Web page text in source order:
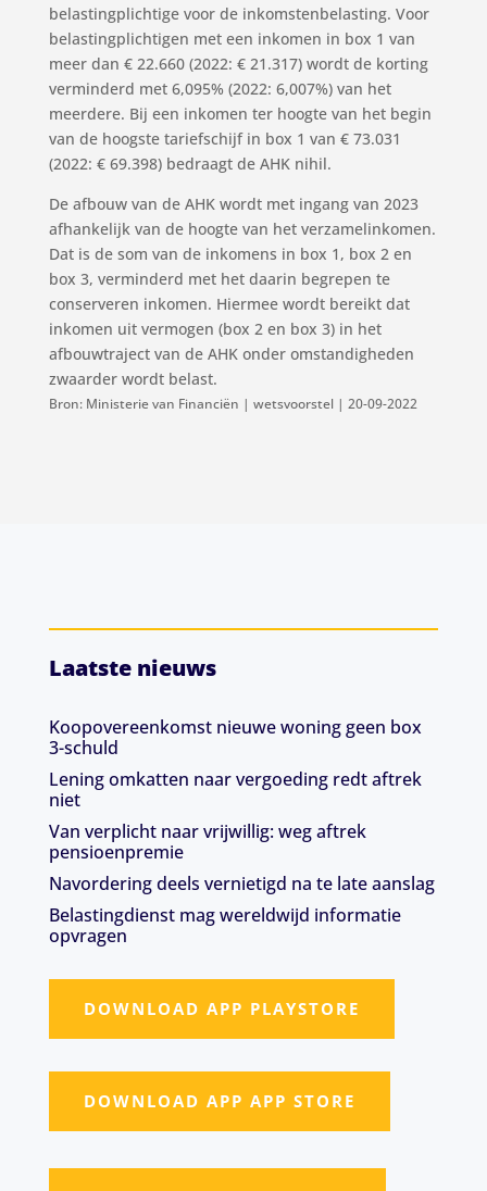
belastingplichtige voor de inkomstenbelasting. Voor
belastingplichtigen met een inkomen in box 1 van
meer dan € 22.660 (2022: € 21.317) wordt de korting
verminderd met 6,095% (2022: 6,007%) van het
meerdere. Bij een inkomen ter hoogte van het begin
van de hoogste tariefschijf in box 1 van € 73.031
(2022: € 69.398) bedraagt de AHK nihil.
De afbouw van de AHK wordt met ingang van 2023
afhankelijk van de hoogte van het verzamelinkomen.
Dat is de som van de inkomens in box 1, box 2 en
box 3, verminderd met het daarin begrepen te
conserveren inkomen. Hiermee wordt bereikt dat
inkomen uit vermogen (box 2 en box 3) in het
afbouwtraject van de AHK onder omstandigheden
zwaarder wordt belast.
Bron: Ministerie van Financiën | wetsvoorstel | 20-09-2022
Laatste nieuws
Koopovereenkomst nieuwe woning geen box
3-schuld
Lening omkatten naar vergoeding redt aftrek
niet
Van verplicht naar vrijwillig: weg aftrek
pensioenpremie
Navordering deels vernietigd na te late aanslag
Belastingdienst mag wereldwijd informatie
opvragen
DOWNLOAD APP PLAYSTORE
DOWNLOAD APP APP STORE